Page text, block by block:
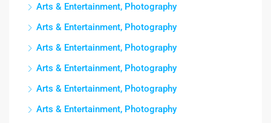
Arts & Entertainment, Photography
Arts & Entertainment, Photography
Arts & Entertainment, Photography
Arts & Entertainment, Photography
Arts & Entertainment, Photography
Arts & Entertainment, Photography